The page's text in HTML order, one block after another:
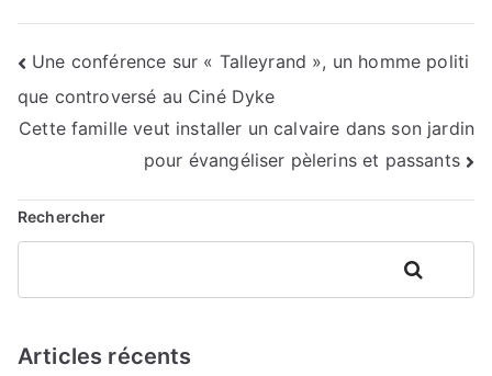
Navigation
de
Une conférence sur « Talleyrand », un homme politi
que controversé au Ciné Dyke
Cette famille veut installer un calvaire dans son jardin
pour évangéliser pèlerins et passants
Rechercher
Rechercher
Articles récents